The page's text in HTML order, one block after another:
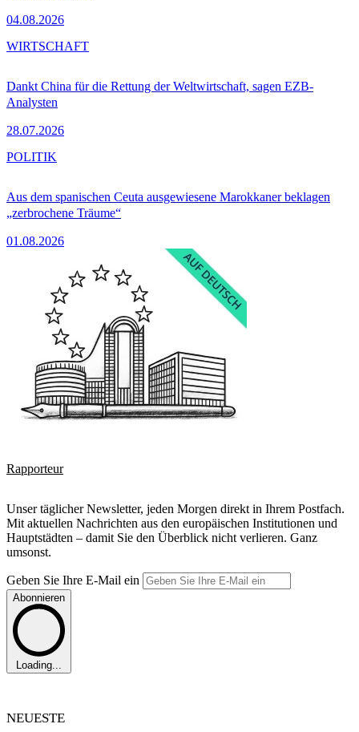
04.08.2026
Dankt China für die Rettung der Weltwirtschaft, sagen EZB-
Analysten
28.07.2026
WIRTSCHAFT
Aus dem spanischen Ceuta ausgewiesene Marokkaner beklagen
„zerbrochene Träume“
01.08.2026
POLITIK
Rapporteur
Unser täglicher Newsletter, jeden Morgen direkt in Ihrem Postfach.
Mit aktuellen Nachrichten aus den europäischen Institutionen und
Hauptstädten – damit Sie den Überblick nicht verlieren. Ganz
umsonst.
Geben Sie Ihre E-Mail ein
Abonnieren
Loading...
NEUESTE